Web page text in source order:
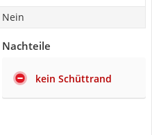
Nein
Nachteile
kein Schüttrand